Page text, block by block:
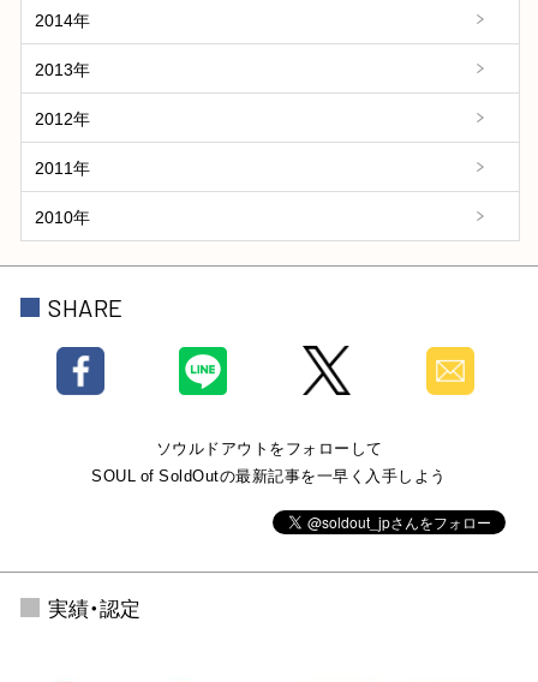
2014年
2013年
2012年
2011年
2010年
SHARE
ソウルドアウトをフォローして
SOUL of SoldOutの最新記事を一早く入手しよう
実績・認定